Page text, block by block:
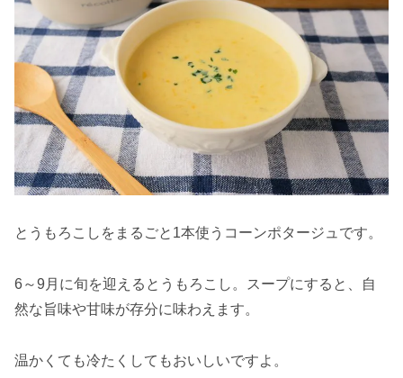
とうもろこしをまるごと1本使うコーンポタージュです。
6～9月に旬を迎えるとうもろこし。スープにすると、自
然な旨味や甘味が存分に味わえます。
温かくても冷たくしてもおいしいですよ。